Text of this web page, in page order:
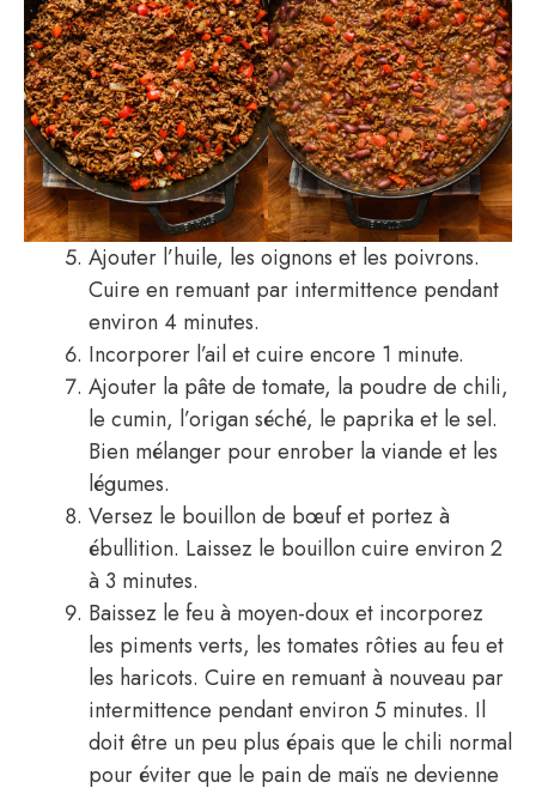
Ajouter l’huile, les oignons et les poivrons.
Cuire en remuant par intermittence pendant
environ 4 minutes.
Incorporer l’ail et cuire encore 1 minute.
Ajouter la pâte de tomate, la poudre de chili,
le cumin, l’origan séché, le paprika et le sel.
Bien mélanger pour enrober la viande et les
légumes.
Versez le bouillon de bœuf et portez à
ébullition. Laissez le bouillon cuire environ 2
à 3 minutes.
Baissez le feu à moyen-doux et incorporez
les piments verts, les tomates rôties au feu et
les haricots. Cuire en remuant à nouveau par
intermittence pendant environ 5 minutes. Il
doit être un peu plus épais que le chili normal
pour éviter que le pain de maïs ne devienne